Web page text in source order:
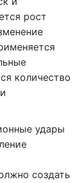
рост
количество
удары
создать